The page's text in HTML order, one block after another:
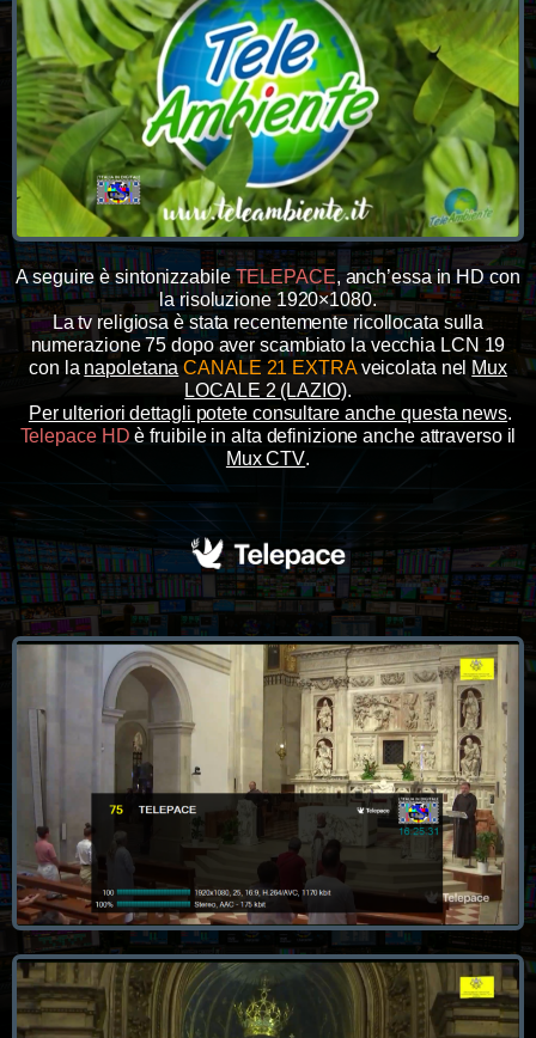
A seguire è sintonizzabileTELEPACE, anch’essa in HD con
la risoluzione 1920×1080.
La tv religiosa è stata recentemente ricollocata sulla
numerazione 75 dopo aver scambiato la vecchia LCN 19
con la napoletana CANALE 21 EXTRAveicolata nel Mux
LOCALE 2 (LAZIO).
Per ulteriori dettagli potete consultare anche questa news.
Telepace HD è fruibile in alta definizione anche attraverso il
Mux CTV.